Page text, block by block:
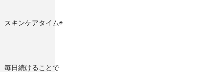
スキンケアタイム◉
毎日続けることで